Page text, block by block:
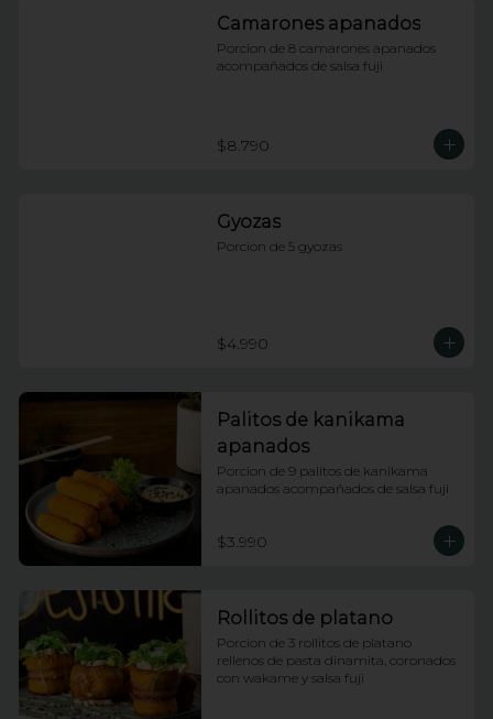
Camarones apanados
Porcion de 8 camarones apanados
acompañados de salsa fuji
$8.790
Gyozas
Porcion de 5 gyozas
$4.990
Palitos de kanikama
apanados
Porcion de 9 palitos de kanikama
apanados acompañados de salsa fuji
$3.990
Rollitos de platano
Porcion de 3 rollitos de platano
rellenos de pasta dinamita, coronados
con wakame y salsa fuji